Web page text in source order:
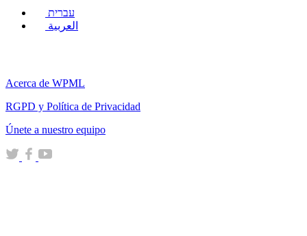
עברית
العربية
Acerca de WPML
RGPD y Política de Privacidad
Únete a nuestro equipo(se
(se
abre
(se
abre
(se